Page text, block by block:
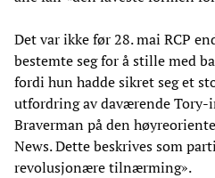
Det var ikke før 28. mai RCP
bestemte seg for å stille med
fordi hun hadde sikret seg et
utfordring av daværende
Braverman på den
News. Dette beskrives som
revolusjonære tilnærming».